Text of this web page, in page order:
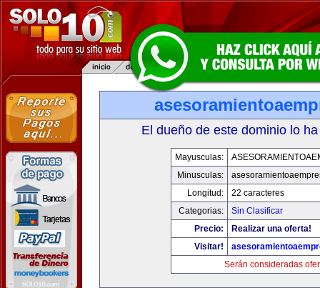
El dueño de este dominio lo
Mayusculas:
Minusculas:
Longitud:
22 caracteres
Categorias:
Sin Clasificar
Precio:
Realizar una oferta!
Visitar!
Serán consideradas